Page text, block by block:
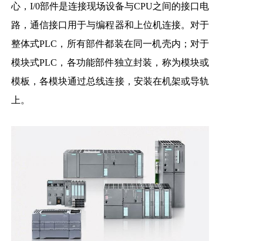
心，I/0部件是连接现场设备与CPU之间的接口电
路，通信接口用于与编程器和上位机连接。对于
整体式PLC，所有部件都装在同一机壳内；对于
模块式PLC，各功能部件独立封装，称为模块或
模板，各模块通过总线连接，安装在机架或导轨
上。